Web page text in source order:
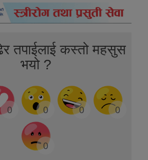
तपाईलाई कस्तो महसुस
भयो ?
0 0 0 0
0